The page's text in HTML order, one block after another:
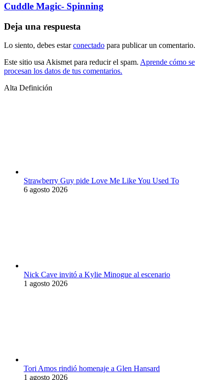
Cuddle Magic- Spinning
Deja una respuesta
Lo siento, debes estarconectado para publicar un comentario.
Este sitio usa Akismet para reducir el spam. Aprende cómo se
procesan los datos de tus comentarios.
Alta Definición
Strawberry Guy pide Love Me Like You Used To
6 agosto 2026
Nick Cave invitó a Kylie Minogue al escenario
1 agosto 2026
Tori Amos rindió homenaje a Glen Hansard
1 agosto 2026